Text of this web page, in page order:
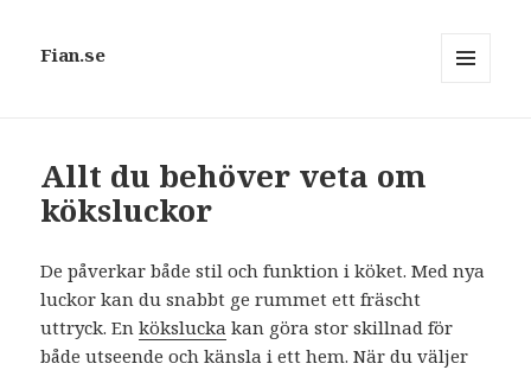
Fian.se
Allt du behöver veta om
köksluckor
De påverkar både stil och funktion i köket. Med nya
luckor kan du snabbt ge rummet ett fräscht
uttryck. Enkökslucka kan göra stor skillnad för
både utseende och känsla i ett hem. När du väljer